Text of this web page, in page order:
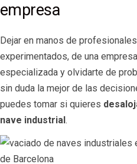
empresa
Dejar en manos de profesionales
experimentados, de una empresa
especializada y olvidarte de
sin duda la mejor de las
puedes tomar si quieres
nave industrial.